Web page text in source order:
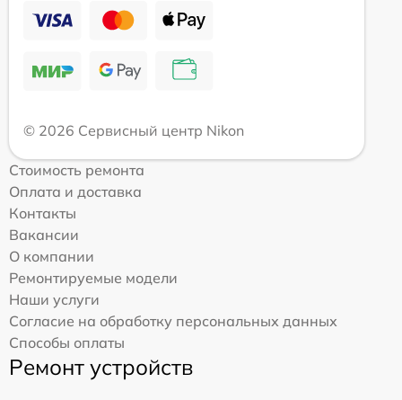
© 2026 Сервисный центр Nikon
Стоимость ремонта
Оплата и доставка
Контакты
Вакансии
О компании
Ремонтируемые модели
Наши услуги
Согласие на обработку персональных данных
Способы оплаты
Ремонт устройств